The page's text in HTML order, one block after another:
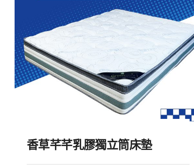
香草芊芊乳膠獨立筒床墊